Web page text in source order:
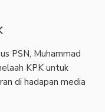
PSN, Muhammad
KPK untuk
di hadapan media